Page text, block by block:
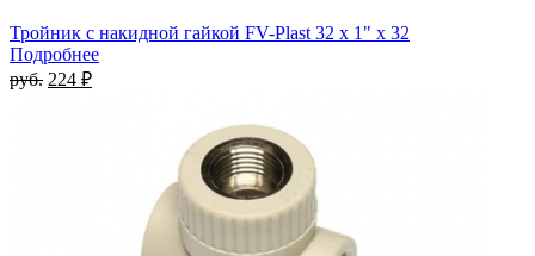
Тройник с накидной гайкой FV-Plast 32 x 1" x 32
Подробнее
руб. 224 ₽